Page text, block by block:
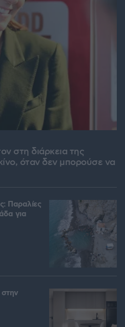
στη διάρκεια της
όταν δεν μπορούσε να
Παραλίες
για
στην